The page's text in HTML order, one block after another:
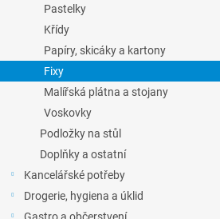
Pastelky
Křídy
Papíry, skicáky a kartony
Fixy
Malířská plátna a stojany
Voskovky
Podložky na stůl
Doplňky a ostatní
Kancelářské potřeby
Drogerie, hygiena a úklid